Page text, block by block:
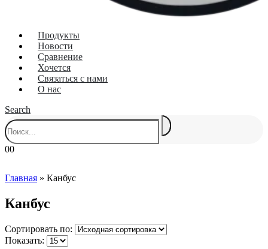
Продукты
Новости
Сравнение
Хочется
Связаться с нами
О нас
Search
00
Главная » Канбус
Канбус
Сортировать по:
Показать: